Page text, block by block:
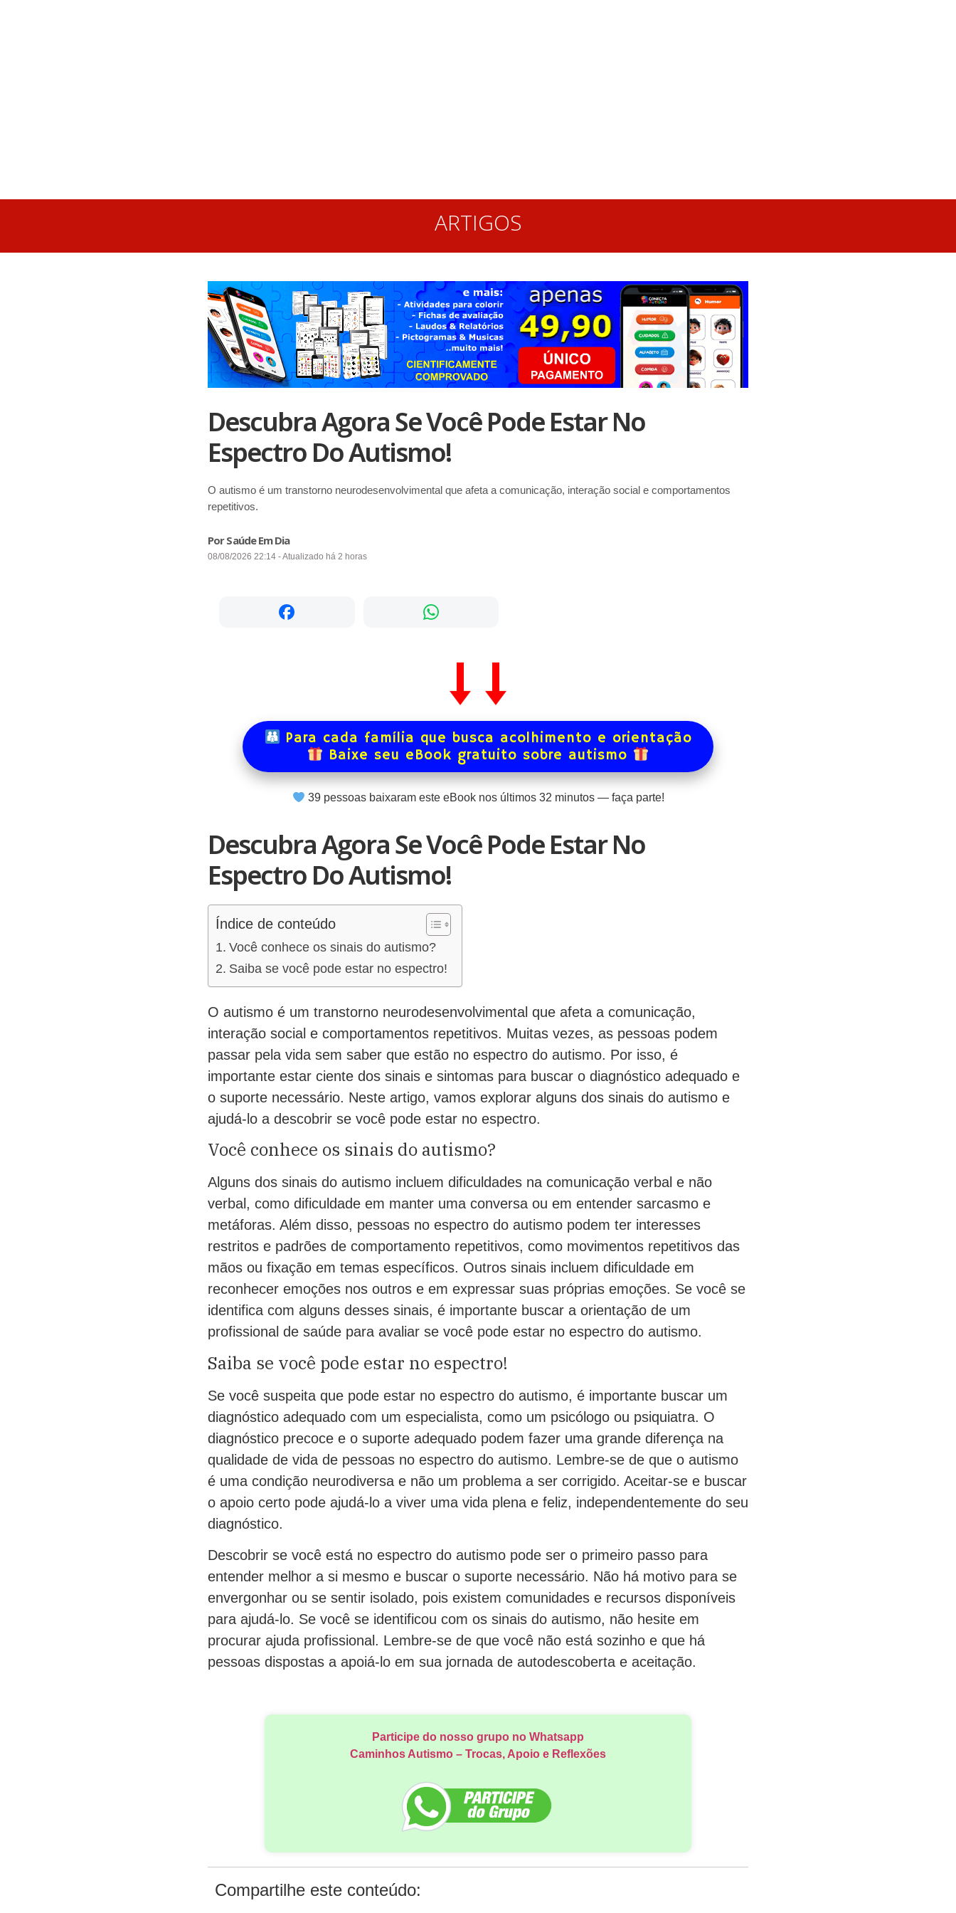
ARTIGOS
Descubra Agora Se Você Pode Estar No
Espectro Do Autismo!
O autismo é um transtorno neurodesenvolvimental que afeta a comunicação, interação social e comportamentos
repetitivos.
Por Saúde Em Dia
08/08/2026 22:14 - Atualizado há 2 horas
Para cada família que busca acolhimento e orientação
Baixe seu eBook gratuito sobre autismo
39pessoas baixaram este eBook nos últimos 32 minutos — faça parte!
Descubra Agora Se Você Pode Estar No
Espectro Do Autismo!
Índice de conteúdo
Você conhece os sinais do autismo?
Saiba se você pode estar no espectro!
O autismo é um transtorno neurodesenvolvimental que afeta a comunicação,
interação social e comportamentos repetitivos. Muitas vezes, as pessoas podem
passar pela vida sem saber que estão no espectro do autismo. Por isso, é
importante estar ciente dos sinais e sintomas para buscar o diagnóstico adequado e
o suporte necessário. Neste artigo, vamos explorar alguns dos sinais do autismo e
ajudá-lo a descobrir se você pode estar no espectro.
Você conhece os sinais do autismo?
Alguns dos sinais do autismo incluem dificuldades na comunicação verbal e não
verbal, como dificuldade em manter uma conversa ou em entender sarcasmo e
metáforas. Além disso, pessoas no espectro do autismo podem ter interesses
restritos e padrões de comportamento repetitivos, como movimentos repetitivos das
mãos ou fixação em temas específicos. Outros sinais incluem dificuldade em
reconhecer emoções nos outros e em expressar suas próprias emoções. Se você se
identifica com alguns desses sinais, é importante buscar a orientação de um
profissional de saúde para avaliar se você pode estar no espectro do autismo.
Saiba se você pode estar no espectro!
Se você suspeita que pode estar no espectro do autismo, é importante buscar um
diagnóstico adequado com um especialista, como um psicólogo ou psiquiatra. O
diagnóstico precoce e o suporte adequado podem fazer uma grande diferença na
qualidade de vida de pessoas no espectro do autismo. Lembre-se de que o autismo
é uma condição neurodiversa e não um problema a ser corrigido. Aceitar-se e buscar
o apoio certo pode ajudá-lo a viver uma vida plena e feliz, independentemente do seu
diagnóstico.
Descobrir se você está no espectro do autismo pode ser o primeiro passo para
entender melhor a si mesmo e buscar o suporte necessário. Não há motivo para se
envergonhar ou se sentir isolado, pois existem comunidades e recursos disponíveis
para ajudá-lo. Se você se identificou com os sinais do autismo, não hesite em
procurar ajuda profissional. Lembre-se de que você não está sozinho e que há
pessoas dispostas a apoiá-lo em sua jornada de autodescoberta e aceitação.
Participe do nosso grupo no Whatsapp
Caminhos Autismo – Trocas, Apoio e Reflexões
Compartilhe este conteúdo: